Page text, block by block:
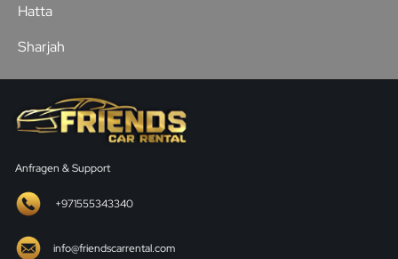
Hatta
Sharjah
Anfragen & Support
+971555343340
info@friendscarrental.com